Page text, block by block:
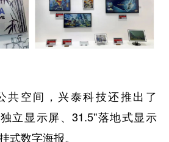
共空间，兴泰科技还推出了
立显示屏、31.5''落地式显示
式数字海报。